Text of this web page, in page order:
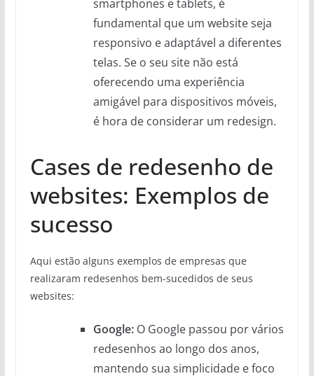
smartphones e tablets, é
fundamental que um website seja
responsivo e adaptável a diferentes
telas. Se o seu site não está
oferecendo uma experiência
amigável para dispositivos móveis,
é hora de considerar um redesign.
Cases de redesenho de
websites: Exemplos de
sucesso
Aqui estão alguns exemplos de empresas que
realizaram redesenhos bem-sucedidos de seus
websites:
Google:O Google passou por vários
redesenhos ao longo dos anos,
mantendo sua simplicidade e foco